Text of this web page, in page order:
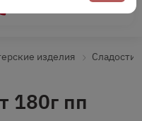
изделия Сладости
180г пп